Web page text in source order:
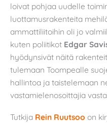
loivat pohjaa uudelle
luottamusrakenteita
ammattiliitoihin oli jo
kuten poliitikot Edgar
hyödynsivät näitä
tulemaan Toompealle
hallintoa ja taistelemaan
vastamielenosoittajia
Tutkija Rein Ruutsoo on